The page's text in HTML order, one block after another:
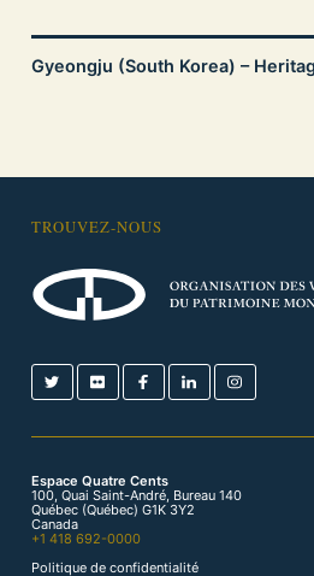
Gyeongju (South Korea) –
TROUVEZ-NOUS
Espace Quatre Cents
100, Quai Saint-André, Bureau 140
Québec (Québec) G1K 3Y2
Canada
+1 418 692-0000
Politique de confidentialité